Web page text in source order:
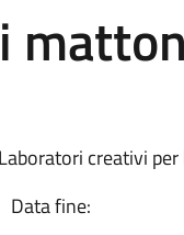
creativi
Data fine: